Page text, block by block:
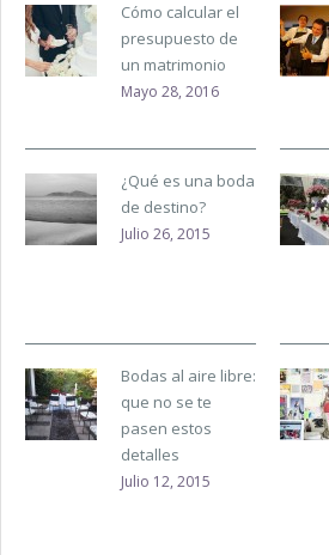
Cómo calcular el
presupuesto de
un matrimonio
Mayo 28, 2016
¿Qué es una boda
de destino?
Julio 26, 2015
Bodas al aire libre:
que no se te
pasen estos
detalles
Julio 12, 2015